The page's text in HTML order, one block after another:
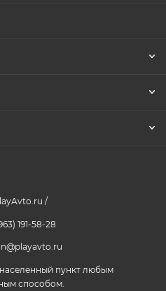
/
191-58-28
пункт любым
способом.